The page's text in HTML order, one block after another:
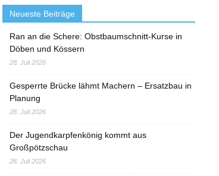
Neueste Beiträge
Ran an die Schere: Obstbaumschnitt-Kurse in
Döben und Kössern
28. Juli 2026
Gesperrte Brücke lähmt Machern – Ersatzbau in
Planung
28. Juli 2026
Der Jugendkarpfenkönig kommt aus
Großpötzschau
28. Juli 2026